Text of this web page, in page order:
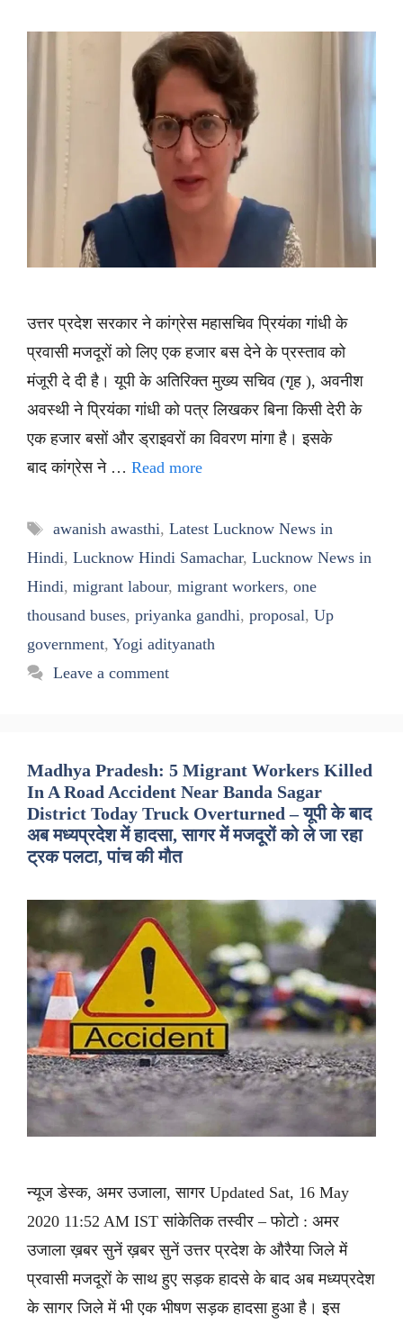
उत्तर प्रदेश सरकार ने कांग्रेस महासचिव प्रियंका गांधी के
प्रवासी मजदूरों को लिए एक हजार बस देने के प्रस्ताव को
मंजूरी दे दी है। यूपी के अतिरिक्त मुख्य सचिव (गृह ), अवनीश
अवस्थी ने प्रियंका गांधी को पत्र लिखकर बिना किसी देरी के
एक हजार बसों और ड्राइवरों का विवरण मांगा है। इसके
बाद कांग्रेस ने … Read more
Tags
awanish awasthi, Latest Lucknow News in
Hindi, Lucknow Hindi Samachar, Lucknow News in
Hindi, migrant labour, migrant workers, one
thousand buses, priyanka gandhi, proposal, Up
government, Yogi adityanath
Leave a comment
Madhya Pradesh: 5 Migrant Workers Killed
In A Road Accident Near Banda Sagar
District Today Truck Overturned – यूपी के बाद
अब मध्यप्रदेश में हादसा, सागर में मजदूरों को ले जा रहा
ट्रक पलटा, पांच की मौत
न्यूज डेस्क, अमर उजाला, सागर Updated Sat, 16 May
2020 11:52 AM IST सांकेतिक तस्वीर – फोटो : अमर
उजाला ख़बर सुनें ख़बर सुनें उत्तर प्रदेश के औरैया जिले में
प्रवासी मजदूरों के साथ हुए सड़क हादसे के बाद अब मध्यप्रदेश
के सागर जिले में भी एक भीषण सड़क हादसा हुआ है। इस